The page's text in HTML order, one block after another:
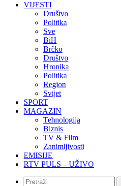
VIJESTI
Društvo
Politika
Sve
BiH
Brčko
Društvo
Hronika
Politika
Region
Svijet
SPORT
MAGAZIN
Tehnologija
Biznis
TV & Film
Zanimljivosti
EMISIJE
RTV PULS – UŽIVO